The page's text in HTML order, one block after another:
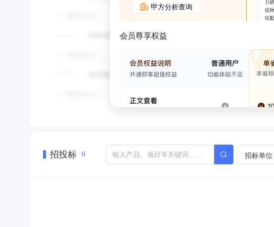
甲方分析查询
会员尊享权益
招投标 0 招标单位